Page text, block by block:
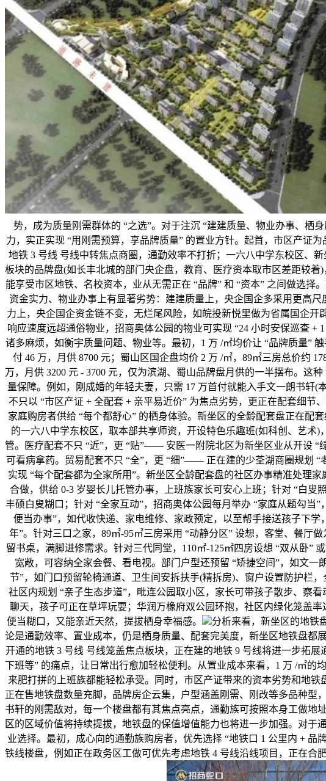
势，成为质量刚需群体的 “之选”。对于注沉 “建建质量、物业办事、栖
力，实正实现 “用刚需预算，享品牌质量” 的置业方针。起首，市区产
地铁 3 号线 号线中转焦点商圈，通勤效率不打折；一六八中学东校区、
板块的品牌盘(如长丰北城的部门央企盘，教育、医疗资本取市区差距较
能享受市区地铁、名校资本，业从无需正在 “品牌” 和 “资本” 之间做选择
资金实力、物业办事上有显著劣势：建建质量上，央企国企多采用更高
力上，央企国企资金链不变，无烂尾风险，如皖投新悦里做为省属国企
响应速度远超通俗物业，招商奥体公园的物业可实现 “24 小时安保巡查
诸多麻烦，如衡宇质量问题、物业等。最初，1 万 /㎡均价让 “品牌质量”
付 46 万，月供 8700 元；蜀山区国企盘均价 2 万 /㎡，89㎡三房总价约
万，月供 3200 元 - 3700 元，仅为滨湖、蜀山品牌盘月供的一半摆布。这
量保障。例如，刚成婚的年轻夫妻，只需 17 万首付就能入手文一朗书轩
不只以 “市区产证 + 全配套 + 亲平易近价” 为焦点劣势，更正在配套细节
家庭购房者供给 “每个都舒心” 的栖身体验。新坐区的全龄配套盘正在配
的一六八中学东校区，取本部共享师资，开设特色乐趣班(如科创、艺术
管。医疗配套不只 “近”，更 “贴”—— 安医一附院北区为新坐区业从开设
可看病拿药。贸易配套不只 “全”，更 “细”—— 正在建的少荃湖商圈规划
实现 “每个配套都为全家所用”。新坐区全龄配套盘的社区办事精准处理
合做，供给 0-3 岁婴长儿托管办事，上班族家长可安心上班；针对 “白叟
丰硕白叟糊口；针对 “全家互动”，招商奥体公园每月举办 “家庭从题勾
便当办事”，如代收快递、家电维修、家政预定，以至帮手接送孩子下
年”。针对三口之家，89㎡-95㎡三房采用 “动静分区” 设想，客堂、餐
留书桌，满脚进修需求。针对三代同堂，110㎡-125㎡四房设想 “双从卧”
宽敞，可容纳全家会餐、看电视。部门户型还预留 “矫捷空间”，如文
节”，如门口预留轮椅通道、卫生间安拆扶手(精拆房)、窗户设置防护栏
社区内规划 “亲子生态步道”，毗连公园取小区，家长可带孩子散步、察
聊天，孩子可正在草坪玩耍；华润万橡府双公园环抱，社区内绿化笼盖
便当糊口，又能亲近天然，提拔栖身幸福感。
分析来看，新坐区的地铁
论是通勤效率、置业成本，仍是栖身质量、配套完美度，新坐区地铁盘
开通的地铁 3 号线 号线笼盖焦点板块，正在建的地铁 9 号线将进一步拓
下班等” 的痛点，让日常出行愈加轻松便利。从置业成本来看，1 万 /㎡的
来肥打拼的上班族都能轻松承受。同时，市区产证带来的资本劣势和地
正在售地铁盘数量充脚，品牌房企云集，户型涵盖刚需、刚改等多品种
书轩的刚需敌对，每一个楼盘都有其焦点亮点，通勤族可按照本身工做
区的区域价值将持续提拔，地铁盘的保值增值能力也将进一步加强。对
业选择。最初，成心向的通勤族购房者，优先选择 “地铁口 1 公里内 +
铁线楼盘，例如正在政务区工做可优先考虑地铁 4 号线沿线项目，正在